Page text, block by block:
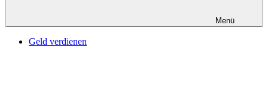
Menü
Geld verdienen